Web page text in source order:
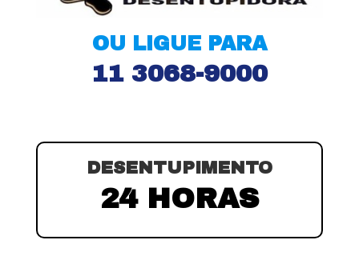
OU LIGUE PARA
11 3068-9000
DESENTUPIMENTO
24 HORAS